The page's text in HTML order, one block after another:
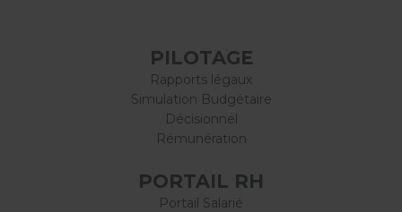
PILOTAGE
Rapports légaux
Simulation Budgétaire
Décisionnel
Rémunération
PORTAIL RH
Portail Salarié